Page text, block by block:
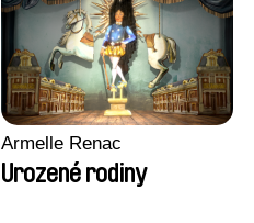
Armelle Renac
Urozené rodiny